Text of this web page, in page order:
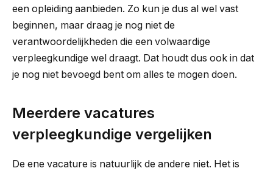
een opleiding aanbieden. Zo kun je dus al wel vast
beginnen, maar draag je nog niet de
verantwoordelijkheden die een volwaardige
verpleegkundige wel draagt. Dat houdt dus ook in dat
je nog niet bevoegd bent om alles te mogen doen.
Meerdere vacatures
verpleegkundige vergelijken
De ene vacature is natuurlijk de andere niet. Het is